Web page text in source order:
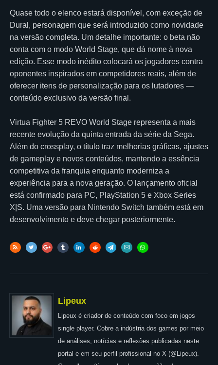
Quase todo o elenco estará disponível, com exceção de
Dural, personagem que será introduzido como novidade
na versão completa. Um detalhe importante: o beta não
conta com o modo World Stage, que dá nome à nova
edição. Esse modo inédito colocará os jogadores contra
oponentes inspirados em competidores reais, além de
oferecer itens de personalização para os lutadores —
conteúdo exclusivo da versão final.
Virtua Fighter 5 REVO World Stage representa a mais
recente evolução da quinta entrada da série da Sega.
Além do crossplay, o título traz melhorias gráficas, ajustes
de gameplay e novos conteúdos, mantendo a essência
competitiva da franquia enquanto moderniza a
experiência para a nova geração. O lançamento oficial
está confirmado para PC, PlayStation 5 e Xbox Series
X|S. Uma versão para Nintendo Switch também está em
desenvolvimento e deve chegar posteriormente.
Lipeux
Lipeux é criador de conteúdo com foco em jogos
single player. Cobre a indústria dos games por meio
de análises, notícias e reflexões publicadas neste
portal e em seu perfil profissional no X (@Lipeux).